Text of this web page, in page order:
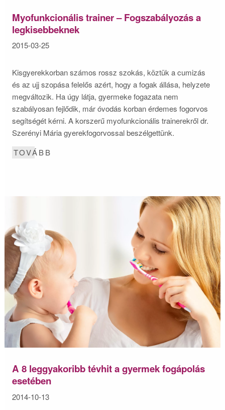
Myofunkcionális trainer – Fogszabályozás a
legkisebbeknek
2015-03-25
Kisgyerekkorban számos rossz szokás, köztük a cumizás
és az ujj szopása felelős azért, hogy a fogak állása, helyzete
megváltozik. Ha úgy látja, gyermeke fogazata nem
szabályosan fejlődik, már óvodás korban érdemes fogorvos
segítségét kérni. A korszerű myofunkcionális trainerekről dr.
Szerényi Mária gyerekfogorvossal beszélgettünk.
TOVÁBB
A 8 leggyakoribb tévhit a gyermek fogápolás
esetében
2014-10-13